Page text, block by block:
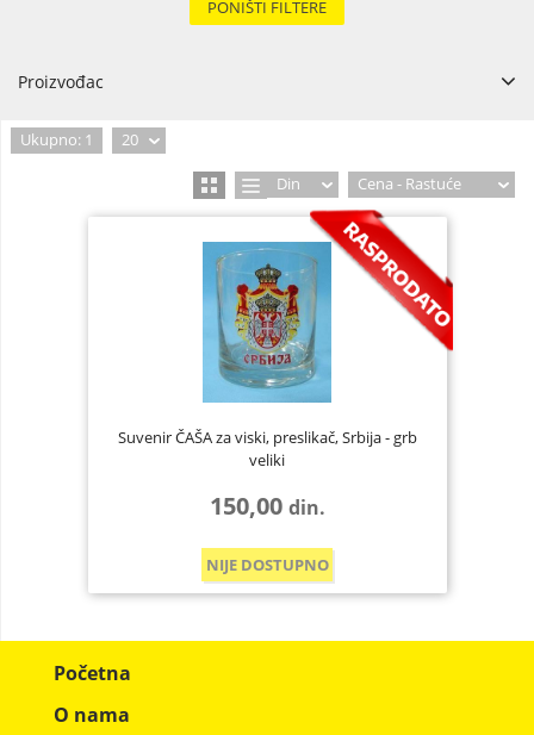
PONIŠTI FILTERE
Proizvođac
Ukupno: 1 20
Din Cena - Rastuće
Suvenir ČAŠA za viski, preslikač, Srbija - grb
veliki
150,00 din.
NIJE DOSTUPNO
Početna
O nama